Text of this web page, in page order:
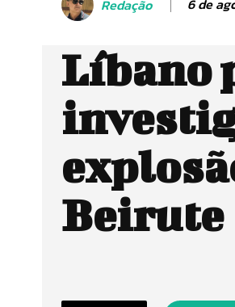
Redação 6 de
Líbano
Beirute